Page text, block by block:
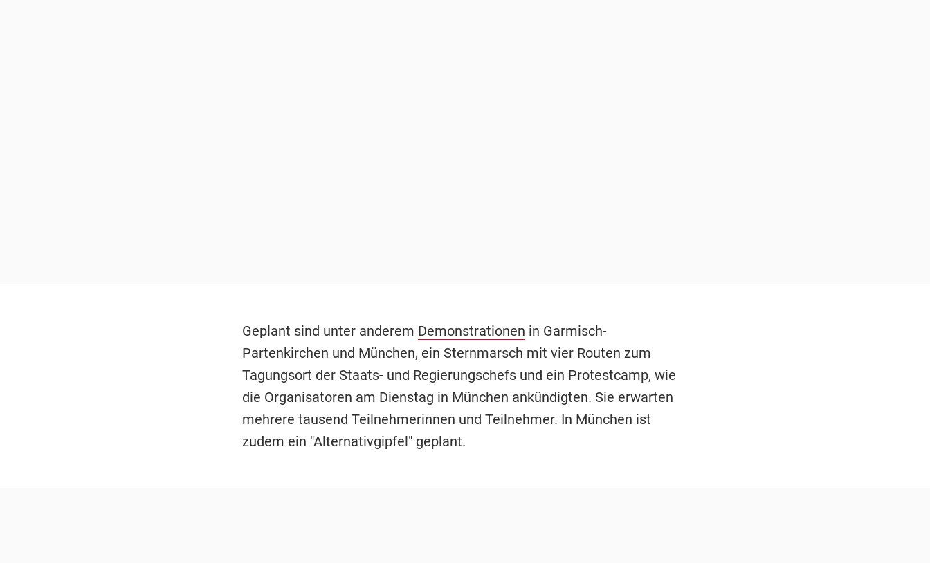
Geplant sind unter anderem Demonstrationen in Garmisch-
Partenkirchen und München, ein Sternmarsch mit vier Routen zum
Tagungsort der Staats- und Regierungschefs und ein Protestcamp, wie
die Organisatoren am Dienstag in München ankündigten. Sie erwarten
mehrere tausend Teilnehmerinnen und Teilnehmer. In München ist
zudem ein "Alternativgipfel" geplant.